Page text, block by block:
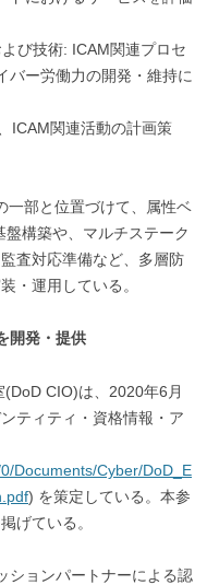
び技術: ICAM関連プロセ
バー労働力の開発・維持に
ICAM関連活動の計画策
一部と位置づけて、属性ベ
構築や、マルチステーク
査対応準備など、多層防
・運用している。
開発・提供
CIO)は、2020年6月
ティティ・資格情報・ア
Documents/Cyber/DoD_E
) を策定している。本参
げている。
ションパートナーによる認